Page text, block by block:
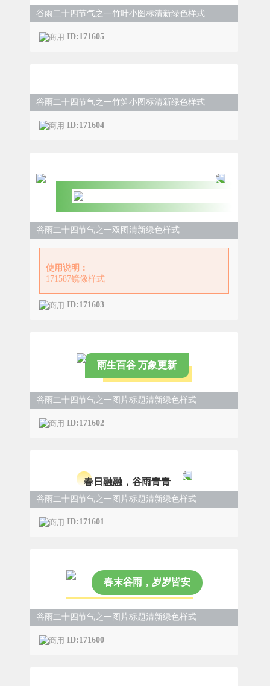
谷雨二十四节气之一竹叶小图标清新绿色样式
ID:171605
谷雨二十四节气之一竹笋小图标清新绿色样式
ID:171604
谷雨二十四节气之一双图清新绿色样式
使用说明：
171587镜像样式
ID:171603
雨生百谷 万象更新
谷雨二十四节气之一图片标题清新绿色样式
ID:171602
春日融融，谷雨青青
谷雨二十四节气之一图片标题清新绿色样式
ID:171601
春末谷雨，岁岁皆安
谷雨二十四节气之一图片标题清新绿色样式
ID:171600